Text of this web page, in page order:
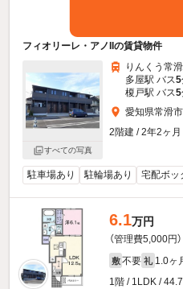
フィオリーレ・アノIIの賃貸物件
すべての写真
りんくう常
多屋駅 バス5
榎戸駅 バス5
愛知県常滑
2階建 / 2年2ヶ月
駐車場あり 駐輪場あり 宅配ボッ
6.1万円
（管理費5,000円）
敷 不要 礼 1.0ヶ
1階 / 1LDK /